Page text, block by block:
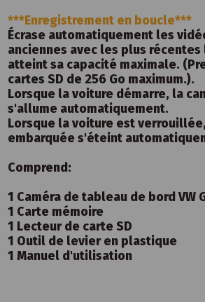
***Enregistrement en boucle***
Écrase automatiquement les
anciennes avec les plus
atteint sa capacité maximale.
cartes SD de 256 Go maximum.).
Lorsque la voiture démarre, la
s'allume automatiquement.
Lorsque la voiture est
embarquée s'éteint
Comprend:
1 Caméra de tableau de bord VW
1 Carte mémoire
1 Lecteur de carte SD
1 Outil de levier en plastique
1 Manuel d'utilisation